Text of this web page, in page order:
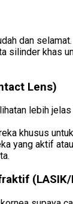
dan selamat.
silinder khas
Lens)
lebih
khusus
yang aktif
(LASIK/